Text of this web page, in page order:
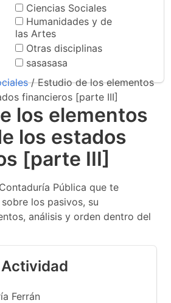
Ciencias Sociales
Humanidades y de
las Artes
Otras disciplinas
sasasasa
/ Estudio de los elementos
financieros [parte III]
los elementos
los estados
[parte III]
Pública que te
los pasivos, su
análisis y orden dentro del
Actividad
Ferrán